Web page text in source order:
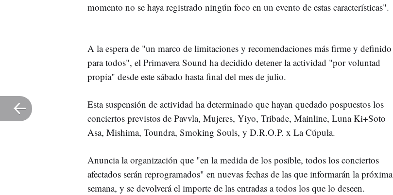
momento no se haya registrado ningún foco en un evento de estas características".
A la espera de "un marco de limitaciones y recomendaciones más firme y definido
para todos", el Primavera Sound ha decidido detener la actividad "por voluntad
propia" desde este sábado hasta final del mes de julio.
Esta suspensión de actividad ha determinado que hayan quedado pospuestos los
conciertos previstos de Pavvla, Mujeres, Yiyo, Tribade, Mainline, Luna Ki+Soto
Asa, Mishima, Toundra, Smoking Souls, y D.R.O.P. x La Cúpula.
Anuncia la organización que "en la medida de los posible, todos los conciertos
afectados serán reprogramados" en nuevas fechas de las que informarán la próxima
semana, y se devolverá el importe de las entradas a todos los que lo deseen.